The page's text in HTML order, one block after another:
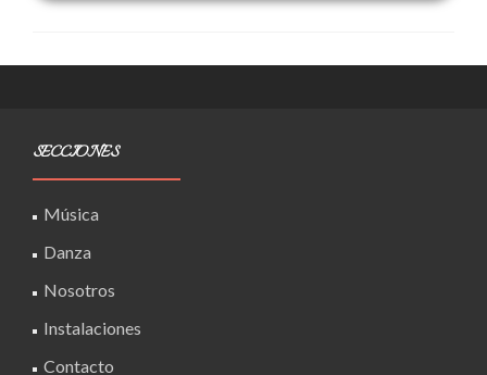
SECCIONES
Música
Danza
Nosotros
Instalaciones
Contacto